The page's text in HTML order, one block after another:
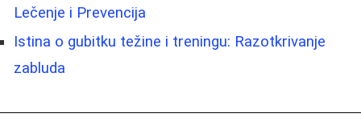
Lečenje i Prevencija
Istina o gubitku težine i treningu: Razotkrivanje
zabluda